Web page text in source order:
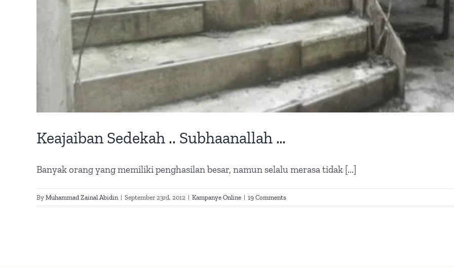
Keajaiban Sedekah .. Subhaanallah …
Banyak orang yang memiliki penghasilan besar, namun selalu merasa tidak [...]
By Muhammad Zainal Abidin | September 23rd, 2012 | Kampanye Online | 19 Comments